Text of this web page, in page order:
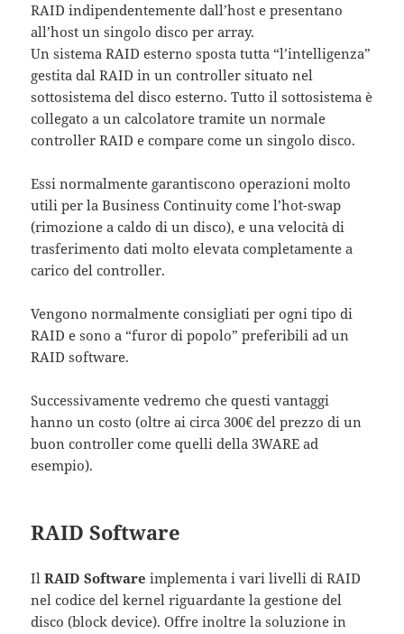
RAID indipendentemente dall’host e presentano
all’host un singolo disco per array.
Un sistema RAID esterno sposta tutta “l’intelligenza”
gestita dal RAID in un controller situato nel
sottosistema del disco esterno. Tutto il sottosistema è
collegato a un calcolatore tramite un normale
controller RAID e compare come un singolo disco.
Essi normalmente garantiscono operazioni molto
utili per la Business Continuity come l’hot-swap
(rimozione a caldo di un disco), e una velocità di
trasferimento dati molto elevata completamente a
carico del controller.
Vengono normalmente consigliati per ogni tipo di
RAID e sono a “furor di popolo” preferibili ad un
RAID software.
Successivamente vedremo che questi vantaggi
hanno un costo (oltre ai circa 300€ del prezzo di un
buon controller come quelli della 3WARE ad
esempio).
RAID Software
IlRAID Software implementa i vari livelli di RAID
nel codice del kernel riguardante la gestione del
disco (block device). Offre inoltre la soluzione in